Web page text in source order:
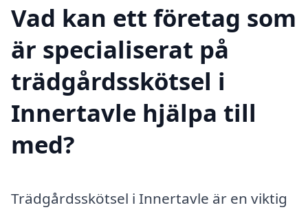
Vad kan ett företag som
är specialiserat på
trädgårdsskötsel i
Innertavle hjälpa till
med?
Trädgårdsskötsel i Innertavle är en viktig